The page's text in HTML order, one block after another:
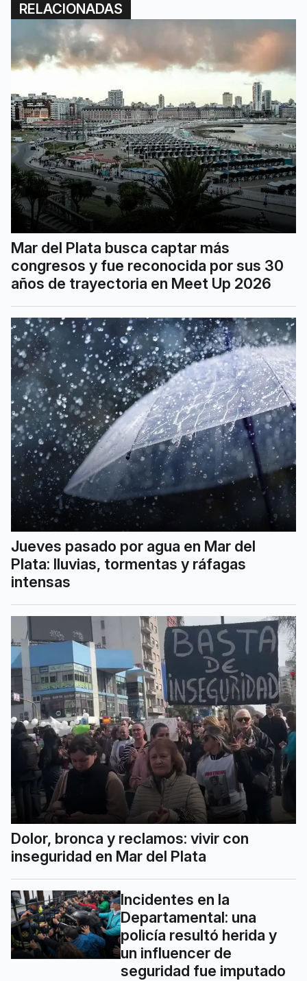
RELACIONADAS
Mar del Plata busca captar más
congresos y fue reconocida por sus 30
años de trayectoria en Meet Up 2026
Jueves pasado por agua en Mar del
Plata: lluvias, tormentas y ráfagas
intensas
Dolor, bronca y reclamos: vivir con
inseguridad en Mar del Plata
Incidentes en la
Departamental: una
policía resultó herida y
un influencer de
seguridad fue imputado